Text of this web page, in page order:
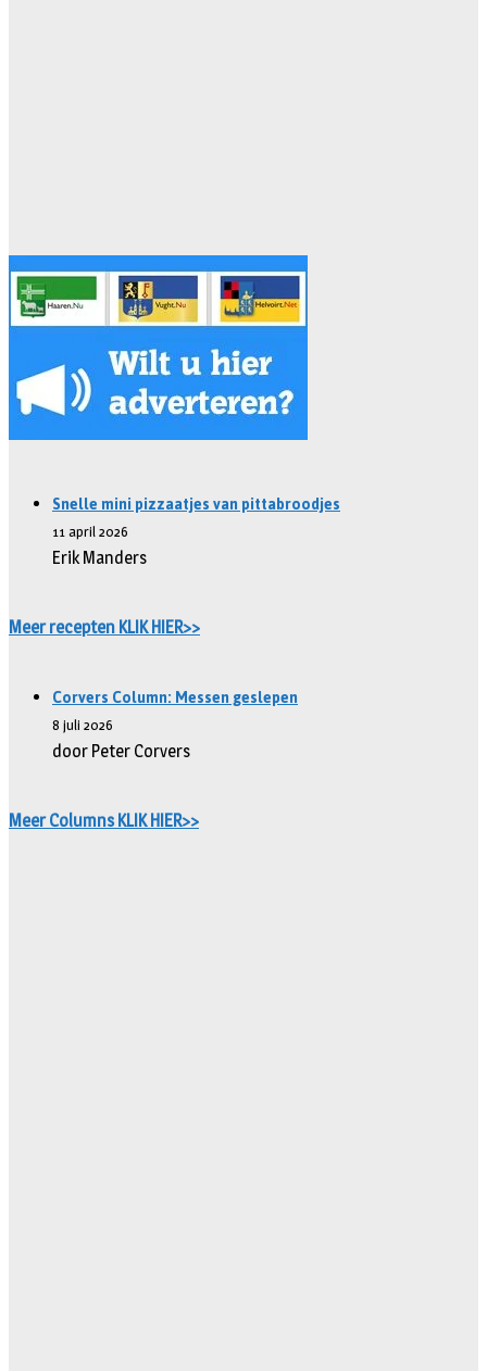
Snelle mini pizzaatjes van pittabroodjes
11 april 2026
Erik Manders
Meer recepten KLIK HIER>>
Corvers Column: Messen geslepen
8 juli 2026
door Peter Corvers
Meer Columns KLIK HIER>>